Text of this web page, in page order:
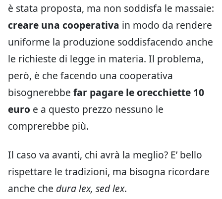
è stata proposta, ma non soddisfa le massaie:
creare una cooperativa in modo da rendere
uniforme la produzione soddisfacendo anche
le richieste di legge in materia. Il problema,
però, è che facendo una cooperativa
bisognerebbe far pagare le orecchiette 10
euro e a questo prezzo nessuno le
comprerebbe più.
Il caso va avanti, chi avrà la meglio? E’ bello
rispettare le tradizioni, ma bisogna ricordare
anche che dura lex, sed lex.